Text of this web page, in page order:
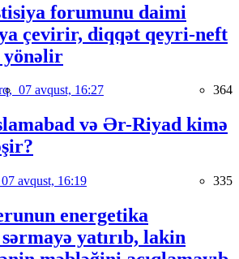
forumunu daimi
çevirir, diqqət qeyri-neft
yönəlir
07 avqust, 16:27 364
və Ər-Riyad kimə
07 avqust, 16:19 335
energetika
yatırıb, lakin